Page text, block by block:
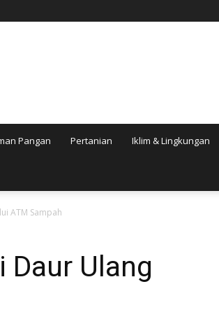
Pangan Pertanian Iklim & Lingkungan
ATM Sampah
Daur Ulang